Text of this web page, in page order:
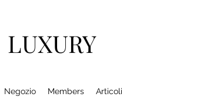
LUXURY
Negozio Members Articoli